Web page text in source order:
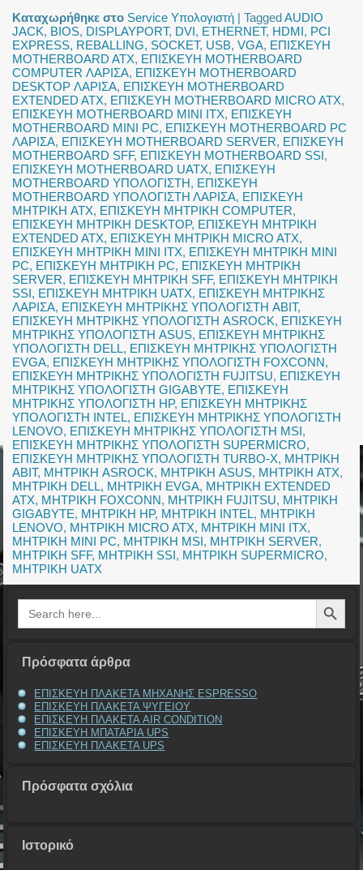
Καταχωρήθηκε στο Service Υπολογιστή |Tagged AUDIO
JACK, BIOS, DISPLAYPORT, DVI, ETHERNET, HDMI, PCI
EXPRESS, REBALLING, SOCKET, USB,VGA, ΕΠΙΣΚΕΥΗ
MOTHERBOARD ATX, ΕΠΙΣΚΕΥΗ MOTHERBOARD
COMPUTER ΛΑΡΙΣΑ, ΕΠΙΣΚΕΥΗ MOTHERBOARD
DESKTOP ΛΑΡΙΣΑ, ΕΠΙΣΚΕΥΗ MOTHERBOARD
EXTENDED ATX, ΕΠΙΣΚΕΥΗ MOTHERBOARD MICRO ATX,
ΕΠΙΣΚΕΥΗ MOTHERBOARD MINI ITX, ΕΠΙΣΚΕΥΗ
MOTHERBOARD MINI PC, ΕΠΙΣΚΕΥΗ MOTHERBOARD PC
ΛΑΡΙΣΑ, ΕΠΙΣΚΕΥΗ MOTHERBOARD SERVER, ΕΠΙΣΚΕΥΗ
MOTHERBOARD SFF, ΕΠΙΣΚΕΥΗ MOTHERBOARD SSI,
ΕΠΙΣΚΕΥΗ MOTHERBOARD UATX, ΕΠΙΣΚΕΥΗ
MOTHERBOARD ΥΠΟΛΟΓΙΣΤΗ, ΕΠΙΣΚΕΥΗ
MOTHERBOARD ΥΠΟΛΟΓΙΣΤΗ ΛΑΡΙΣΑ, ΕΠΙΣΚΕΥΗ
ΜΗΤΡΙΚΗ ATX, ΕΠΙΣΚΕΥΗ ΜΗΤΡΙΚΗ COMPUTER,
ΕΠΙΣΚΕΥΗ ΜΗΤΡΙΚΗ DESKTOP, ΕΠΙΣΚΕΥΗ ΜΗΤΡΙΚΗ
EXTENDED ATX, ΕΠΙΣΚΕΥΗ ΜΗΤΡΙΚΗ MICRO ATX,
ΕΠΙΣΚΕΥΗ ΜΗΤΡΙΚΗ MINI ITX, ΕΠΙΣΚΕΥΗ ΜΗΤΡΙΚΗ MINI
PC, ΕΠΙΣΚΕΥΗ ΜΗΤΡΙΚΗ PC, ΕΠΙΣΚΕΥΗ ΜΗΤΡΙΚΗ
SERVER, ΕΠΙΣΚΕΥΗ ΜΗΤΡΙΚΗ SFF, ΕΠΙΣΚΕΥΗ ΜΗΤΡΙΚΗ
SSI, ΕΠΙΣΚΕΥΗ ΜΗΤΡΙΚΗ UATX, ΕΠΙΣΚΕΥΗ ΜΗΤΡΙΚΗΣ
ΛΑΡΙΣΑ, ΕΠΙΣΚΕΥΗ ΜΗΤΡΙΚΗΣ ΥΠΟΛΟΓΙΣΤΗ ABIT,
ΕΠΙΣΚΕΥΗ ΜΗΤΡΙΚΗΣ ΥΠΟΛΟΓΙΣΤΗ ASROCK, ΕΠΙΣΚΕΥΗ
ΜΗΤΡΙΚΗΣ ΥΠΟΛΟΓΙΣΤΗ ASUS, ΕΠΙΣΚΕΥΗ ΜΗΤΡΙΚΗΣ
ΥΠΟΛΟΓΙΣΤΗ DELL, ΕΠΙΣΚΕΥΗ ΜΗΤΡΙΚΗΣ ΥΠΟΛΟΓΙΣΤΗ
EVGA, ΕΠΙΣΚΕΥΗ ΜΗΤΡΙΚΗΣ ΥΠΟΛΟΓΙΣΤΗ FOXCONN,
ΕΠΙΣΚΕΥΗ ΜΗΤΡΙΚΗΣ ΥΠΟΛΟΓΙΣΤΗ FUJITSU, ΕΠΙΣΚΕΥΗ
ΜΗΤΡΙΚΗΣ ΥΠΟΛΟΓΙΣΤΗ GIGABYTE, ΕΠΙΣΚΕΥΗ
ΜΗΤΡΙΚΗΣ ΥΠΟΛΟΓΙΣΤΗ HP, ΕΠΙΣΚΕΥΗ ΜΗΤΡΙΚΗΣ
ΥΠΟΛΟΓΙΣΤΗ INTEL, ΕΠΙΣΚΕΥΗ ΜΗΤΡΙΚΗΣ ΥΠΟΛΟΓΙΣΤΗ
LENOVO, ΕΠΙΣΚΕΥΗ ΜΗΤΡΙΚΗΣ ΥΠΟΛΟΓΙΣΤΗ MSI,
ΕΠΙΣΚΕΥΗ ΜΗΤΡΙΚΗΣ ΥΠΟΛΟΓΙΣΤΗ SUPERMICRO,
ΕΠΙΣΚΕΥΗ ΜΗΤΡΙΚΗΣ ΥΠΟΛΟΓΙΣΤΗ TURBO-X, ΜΗΤΡΙΚΗ
ABIT, ΜΗΤΡΙΚΗ ASROCK, ΜΗΤΡΙΚΗ ASUS, ΜΗΤΡΙΚΗ ATX,
ΜΗΤΡΙΚΗ DELL, ΜΗΤΡΙΚΗ EVGA, ΜΗΤΡΙΚΗ EXTENDED
ATX, ΜΗΤΡΙΚΗ FOXCONN, ΜΗΤΡΙΚΗ FUJITSU, ΜΗΤΡΙΚΗ
GIGABYTE, ΜΗΤΡΙΚΗ HP, ΜΗΤΡΙΚΗ INTEL, ΜΗΤΡΙΚΗ
LENOVO, ΜΗΤΡΙΚΗ MICRO ATX, ΜΗΤΡΙΚΗ MINI ITX,
ΜΗΤΡΙΚΗ MINI PC, ΜΗΤΡΙΚΗ MSI, ΜΗΤΡΙΚΗ SERVER,
ΜΗΤΡΙΚΗ SFF, ΜΗΤΡΙΚΗ SSI, ΜΗΤΡΙΚΗ SUPERMICRO,
ΜΗΤΡΙΚΗ UATX
Search
for:
Search Button
Πρόσφατα άρθρα
ΕΠΙΣΚΕΥΗ ΠΛΑΚΕΤΑ ΜΗΧΑΝΗΣ ESPRESSO
ΕΠΙΣΚΕΥΗ ΠΛΑΚΕΤΑ ΨΥΓΕΙΟΥ
ΕΠΙΣΚΕΥΗ ΠΛΑΚΕΤΑ AIR CONDITION
ΕΠΙΣΚΕΥΗ ΜΠΑΤΑΡΙΑ UPS
ΕΠΙΣΚΕΥΗ ΠΛΑΚΕΤΑ UPS
Πρόσφατα σχόλια
Ιστορικό